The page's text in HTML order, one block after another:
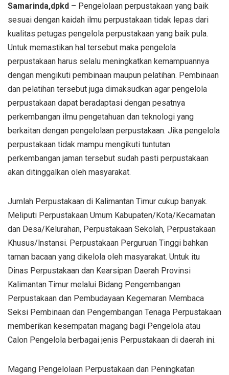
Samarinda,dpkd – Pengelolaan perpustakaan yang baik
sesuai dengan kaidah ilmu perpustakaan tidak lepas dari
kualitas petugas pengelola perpustakaan yang baik pula.
Untuk memastikan hal tersebut maka pengelola
perpustakaan harus selalu meningkatkan kemampuannya
dengan mengikuti pembinaan maupun pelatihan. Pembinaan
dan pelatihan tersebut juga dimaksudkan agar pengelola
perpustakaan dapat beradaptasi dengan pesatnya
perkembangan ilmu pengetahuan dan teknologi yang
berkaitan dengan pengelolaan perpustakaan. Jika pengelola
perpustakaan tidak mampu mengikuti tuntutan
perkembangan jaman tersebut sudah pasti perpustakaan
akan ditinggalkan oleh masyarakat.
Jumlah Perpustakaan di Kalimantan Timur cukup banyak.
Meliputi Perpustakaan Umum Kabupaten/Kota/Kecamatan
dan Desa/Kelurahan, Perpustakaan Sekolah, Perpustakaan
Khusus/lnstansi. Perpustakaan Perguruan Tinggi bahkan
taman bacaan yang dikelola oleh masyarakat. Untuk itu
Dinas Perpustakaan dan Kearsipan Daerah Provinsi
Kalimantan Timur melalui Bidang Pengembangan
Perpustakaan dan Pembudayaan Kegemaran Membaca
Seksi Pembinaan dan Pengembangan Tenaga Perpustakaan
memberikan kesempatan magang bagi Pengelola atau
Calon Pengelola berbagai jenis Perpustakaan di daerah ini.
Magang Pengelolaan Perpustakaan dan Peningkatan